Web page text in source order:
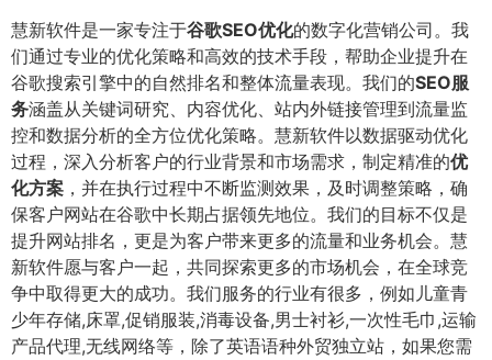
慧新软件是一家专注于谷歌SEO优化的数字化营销公司。我
们通过专业的优化策略和高效的技术手段，帮助企业提升在
谷歌搜索引擎中的自然排名和整体流量表现。我们的SEO服
务涵盖从关键词研究、内容优化、站内外链接管理到流量监
控和数据分析的全方位优化策略。慧新软件以数据驱动优化
过程，深入分析客户的行业背景和市场需求，制定精准的优
化方案 ，并在执行过程中不断监测效果，及时调整策略，确
保客户网站在谷歌中长期占据领先地位。我们的目标不仅是
提升网站排名，更是为客户带来更多的流量和业务机会。慧
新软件愿与客户一起，共同探索更多的市场机会，在全球竞
争中取得更大的成功。我们服务的行业有很多，例如儿童青
少年存储,床罩,促销服装,消毒设备,男士衬衫,一次性毛巾,运输
产品代理,无线网络等，除了英语语种外贸独立站，如果您需